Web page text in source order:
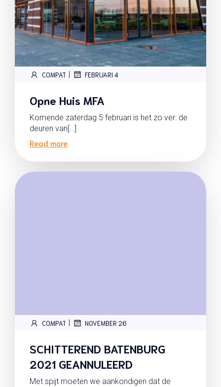
COMPAT | FEBRUARI 4
Opne Huis MFA
Komende zaterdag 5 februari is het zo ver: de
deuren van[…]
Read more
COMPAT | NOVEMBER 26
SCHITTEREND BATENBURG
2021 GEANNULEERD
Met spijt moeten we aankondigen dat de